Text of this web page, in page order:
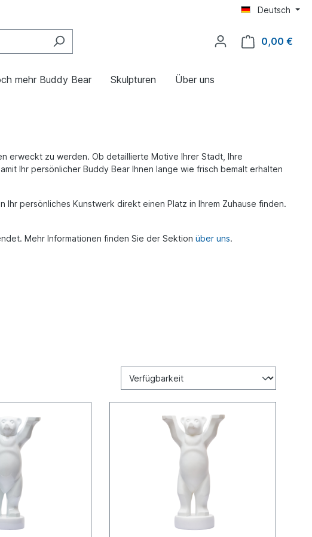
Deutsch
0,00 €
mehr Buddy Bear Skulpturen Über uns
erweckt zu werden. Ob detaillierte Motive Ihrer Stadt, Ihre
Ihr persönlicher Buddy Bear Ihnen lange wie frisch bemalt erhalten
persönliches Kunstwerk direkt einen Platz in Ihrem Zuhause finden.
Mehr Informationen finden Sie der Sektion über uns.